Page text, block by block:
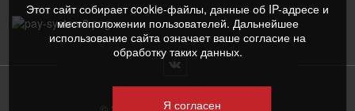
Этот сайт собирает cookie-файлы, данные об IP-адресе и
местоположении пользователей. Дальнейшее
использование сайта означает ваше согласие на
обработку таких данных.
Я согласен